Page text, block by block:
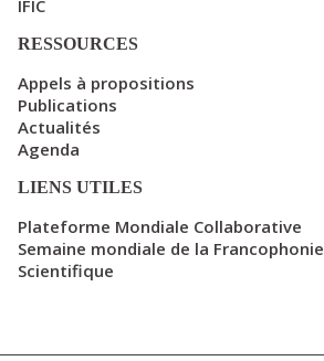
IFIC
RESSOURCES
Appels à propositions
Publications
Actualités
Agenda
LIENS UTILES
Plateforme Mondiale Collaborative
Semaine mondiale de la Francophonie
Scientifique